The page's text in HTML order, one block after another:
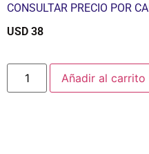
CONSULTAR PRECIO POR
USD 38
Añadir al carrito